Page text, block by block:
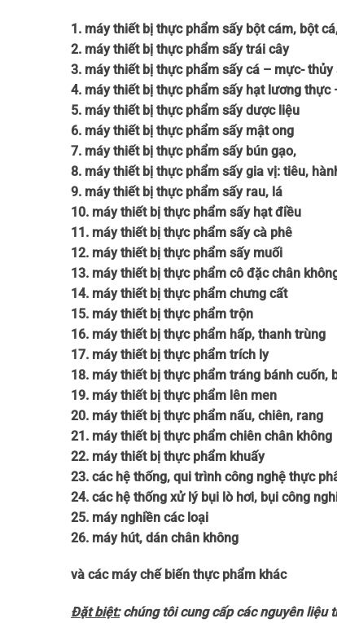
1. máy thiết bị thực phẩm sấy bột cám, bột
2. máy thiết bị thực phẩm sấy trái cây
3. máy thiết bị thực phẩm sấy cá – mực- thủy
4. máy thiết bị thực phẩm sấy hạt lương thực
5. máy thiết bị thực phẩm sấy dược liệu
6. máy thiết bị thực phẩm sấy mật ong
7. máy thiết bị thực phẩm sấy bún gạo,
8. máy thiết bị thực phẩm sấy gia vị: tiêu,
9. máy thiết bị thực phẩm sấy rau, lá
10. máy thiết bị thực phẩm sấy hạt điều
11. máy thiết bị thực phẩm sấy cà phê
12. máy thiết bị thực phẩm sấy muối
13. máy thiết bị thực phẩm cô đặc chân
14. máy thiết bị thực phẩm chưng cất
15. máy thiết bị thực phẩm trộn
16. máy thiết bị thực phẩm hấp, thanh trùng
17. máy thiết bị thực phẩm trích ly
18. máy thiết bị thực phẩm tráng bánh cuốn,
19. máy thiết bị thực phẩm lên men
20. máy thiết bị thực phẩm nấu, chiên, rang
21. máy thiết bị thực phẩm chiên chân không
22. máy thiết bị thực phẩm khuấy
23. các hệ thống, qui trình công nghệ thực
24. các hệ thống xử lý bụi lò hơi, bụi công
25. máy nghiền các loại
26. máy hút, dán chân không
và các máy chế biến thực phẩm khác
Đặt biệt:chúng tôi cung cấp các nguyên liệu